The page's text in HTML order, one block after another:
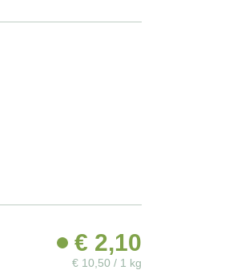
€ 2,10
€ 10,50 / 1 kg